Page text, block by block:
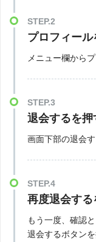
STEP.2
プロフィール
メニュー欄から
STEP.3
退会するを押
画面下部の退会
STEP.4
再度退会する
もう一度、確認
退会するボタンを